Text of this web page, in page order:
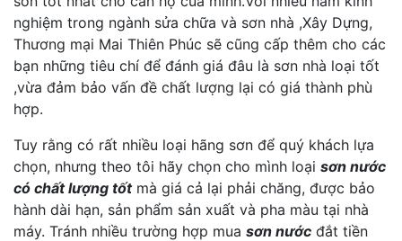
nghiệm trong ngành sửa chữa và sơn nhà ,Xây Dựng,
Thương mại Mai Thiên Phúc sẽ cũng cấp thêm cho các
bạn những tiêu chí để đánh giá đâu là sơn nhà loại tốt
,vừa đảm bảo vấn đề chất lượng lại có giá thành phù
hợp.
Tuy rằng có rất nhiều loại hãng sơn để quý khách lựa
chọn, nhưng theo tôi hãy chọn cho mình loại sơn nước
có chất lượng tốtmà giá cả lại phải chăng, được bảo
hành dài hạn, sản phẩm sản xuất và pha màu tại nhà
máy. Tránh nhiều trường hợp mua sơn nước đắt tiền